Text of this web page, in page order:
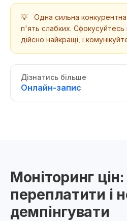
💡
Одна сильна
п'ять слабких.
дійсно найкращі, і
Дізнатись більше
Онлайн-запис
Моніторинг
переплатити і
демпінгувати